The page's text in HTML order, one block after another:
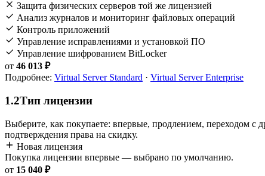
Защита физических серверов той же лицензией
Анализ журналов и мониторинг файловых операций
Контроль приложений
Управление исправлениями и установкой ПО
Управление шифрованием BitLocker
от 46 013 ₽
Подробнее: Virtual Server Standard · Virtual Server Enterprise
1.2Тип лицензии
Выберите, как покупаете: впервые, продлением, переходом с
подтверждения права на скидку.
Новая лицензия
Покупка лицензии впервые — выбрано по умолчанию.
от 15 040 ₽